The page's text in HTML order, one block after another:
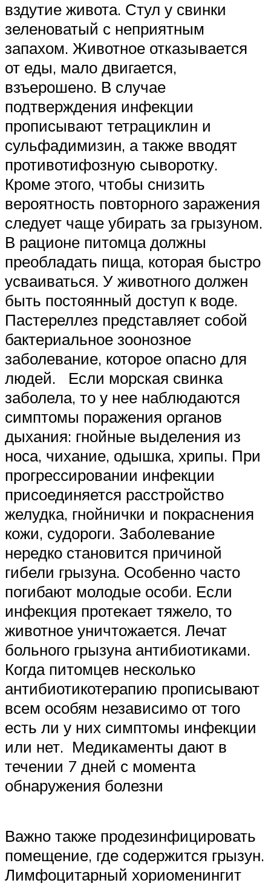
вздутие живота. Стул у свинки
зеленоватый с неприятным
запахом. Животное отказывается
от еды, мало двигается,
взъерошено. В случае
подтверждения инфекции
прописывают тетрациклин и
сульфадимизин, а также вводят
противотифозную сыворотку.
Кроме этого, чтобы снизить
вероятность повторного заражения
следует чаще убирать за грызуном.
В рационе питомца должны
преобладать пища, которая быстро
усваиваться. У животного должен
быть постоянный доступ к воде.
Пастереллез представляет собой
бактериальное зоонозное
заболевание, которое опасно для
людей. Если морская свинка
заболела, то у нее наблюдаются
симптомы поражения органов
дыхания: гнойные выделения из
носа, чихание, одышка, хрипы. При
прогрессировании инфекции
присоединяется расстройство
желудка, гнойнички и покраснения
кожи, судороги. Заболевание
нередко становится причиной
гибели грызуна. Особенно часто
погибают молодые особи. Если
инфекция протекает тяжело, то
животное уничтожается. Лечат
больного грызуна антибиотиками.
Когда питомцев несколько
антибиотикотерапию прописывают
всем особям независимо от того
есть ли у них симптомы инфекции
или нет. Медикаменты дают в
течении 7 дней с момента
обнаружения болезни
Важно также продезинфицировать
помещение, где содержится грызун.
Лимфоцитарный хориоменингит